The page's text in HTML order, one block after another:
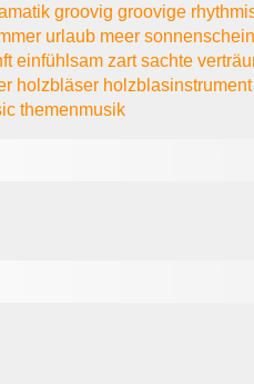
grooviggroovige
urlaub meer
einfühlsamzartsachte
holzbläser
themenmusik